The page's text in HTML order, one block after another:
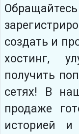
создать и
хостинг,
получить
сетях! В
продаже
историей